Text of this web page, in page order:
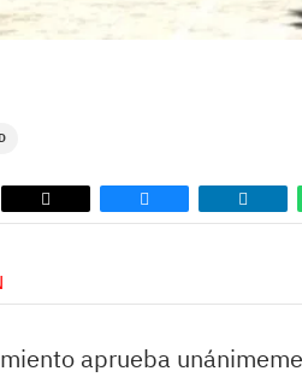
aprueba